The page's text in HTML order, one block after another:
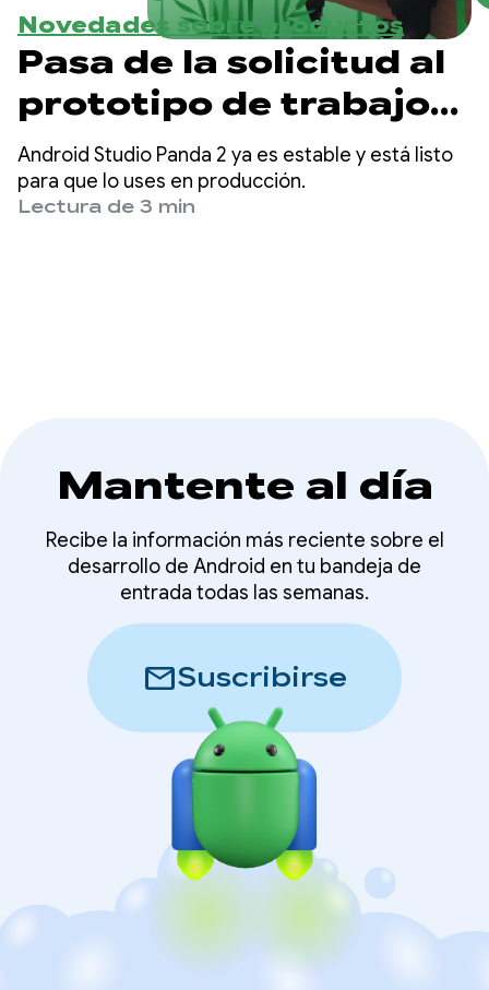
Novedades sobre productos
Pasa de la solicitud al
prototipo de trabajo
con Android Studio
Panda 2
Android Studio Panda 2 ya es estable y está listo
para que lo uses en producción.
Lectura de 3 min
Mantente al día
Recibe la información más reciente sobre el
desarrollo de Android en tu bandeja de
entrada todas las semanas.
mailSuscribirse